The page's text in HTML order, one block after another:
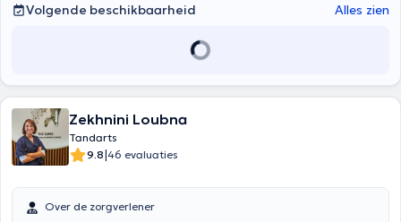
Volgende beschikbaarheid
Alles zien
Zekhnini Loubna
Tandarts
9.8|46 evaluaties
Over de zorgverlener